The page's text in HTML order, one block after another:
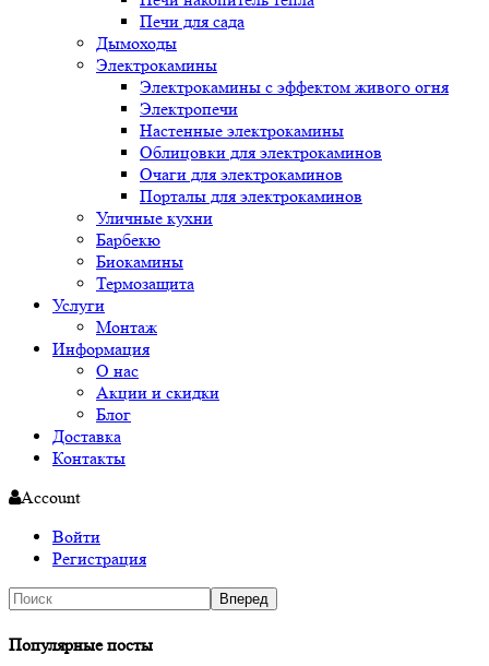
Печи для сада
Дымоходы
Электрокамины
Электрокамины с эффектом живого огня
Электропечи
Настенные электрокамины
Облицовки для электрокаминов
Очаги для электрокаминов
Порталы для электрокаминов
Уличные кухни
Барбекю
Биокамины
Термозащита
Услуги
Монтаж
Информация
О нас
Акции и скидки
Блог
Доставка
Контакты
Account
Войти
Регистрация
Популярные посты